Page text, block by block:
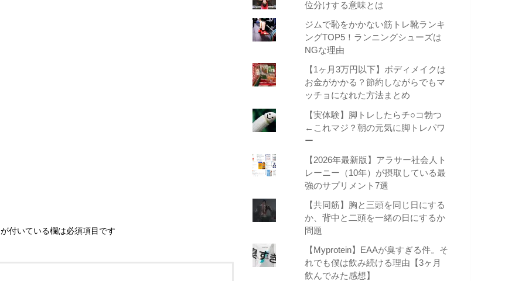
が付いている欄は必須項目です
位分けする意味とは
ジムで恥をかかない筋トレ靴ランキ
ングTOP5！ランニングシューズは
NGな理由
【1ヶ月3万円以下】ボディメイクは
お金がかかる？節約しながらでもマ
ッチョになれた方法まとめ
【実体験】脚トレしたらチ○コ勃つ
←これマジ？朝の元気に脚トレパワ
ー
【2026年最新版】アラサー社会人ト
レーニー（10年）が摂取している最
強のサプリメント7選
【共同筋】胸と三頭を同じ日にする
か、背中と二頭を一緒の日にするか
問題
【Myprotein】EAAが臭すぎる件。そ
れでも僕は飲み続ける理由【3ヶ月
飲んでみた感想】